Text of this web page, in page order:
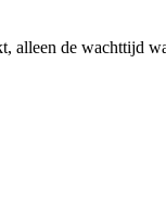
alleen de wachttijd